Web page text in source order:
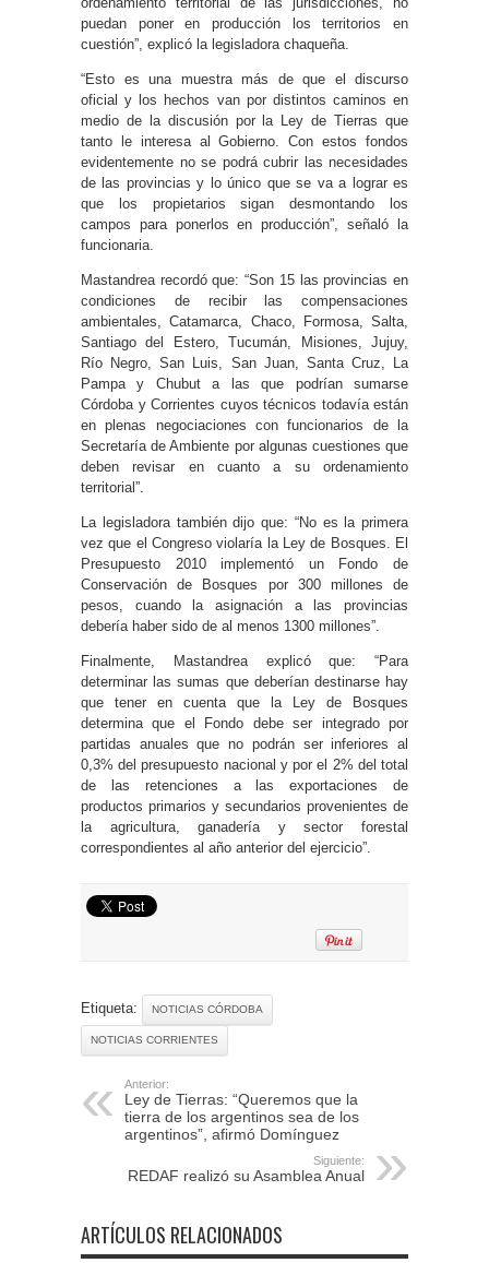
puedan poner en producción los territorios en
cuestión”, explicó la legisladora chaqueña.
“Esto es una muestra más de que el discurso
oficial y los hechos van por distintos caminos en
medio de la discusión por la Ley de Tierras que
tanto le interesa al Gobierno. Con estos fondos
evidentemente no se podrá cubrir las necesidades
de las provincias y lo único que se va a lograr es
que los propietarios sigan desmontando los
campos para ponerlos en producción”, señaló la
funcionaria.
Mastandrea recordó que: “Son 15 las provincias en
condiciones de recibir las compensaciones
ambientales, Catamarca, Chaco, Formosa, Salta,
Santiago del Estero, Tucumán, Misiones, Jujuy,
Río Negro, San Luis, San Juan, Santa Cruz, La
Pampa y Chubut a las que podrían sumarse
Córdoba y Corrientes cuyos técnicos todavía están
en plenas negociaciones con funcionarios de la
Secretaría de Ambiente por algunas cuestiones que
deben revisar en cuanto a su ordenamiento
territorial”.
La legisladora también dijo que: “No es la primera
vez que el Congreso violaría la Ley de Bosques. El
Presupuesto 2010 implementó un Fondo de
Conservación de Bosques por 300 millones de
pesos, cuando la asignación a las provincias
debería haber sido de al menos 1300 millones”.
Finalmente, Mastandrea explicó que: “Para
determinar las sumas que deberían destinarse hay
que tener en cuenta que la Ley de Bosques
determina que el Fondo debe ser integrado por
partidas anuales que no podrán ser inferiores al
0,3% del presupuesto nacional y por el 2% del total
de las retenciones a las exportaciones de
productos primarios y secundarios provenientes de
la agricultura, ganadería y sector forestal
correspondientes al año anterior del ejercicio”.
Etiqueta: NOTICIAS CÓRDOBA
NOTICIAS CORRIENTES
Anterior:
Ley de Tierras: “Queremos que la
tierra de los argentinos sea de los
argentinos”, afirmó Domínguez
Siguiente:
REDAF realizó su Asamblea Anual
ARTÍCULOS RELACIONADOS